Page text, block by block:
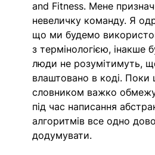
and Fitness. Мене
невеличку команду. Я
що ми будемо
з термінологією, інакше
люди не розумітимуть,
влаштовано в коді. Поки
словником важко
під час написання
алгоритмів все одно
додумувати.